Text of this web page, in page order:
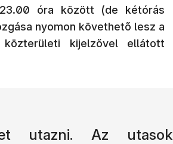
óra között (de kétórás
nyomon követhető lesz a
kijelzővel ellátott
utazni. Az utasok